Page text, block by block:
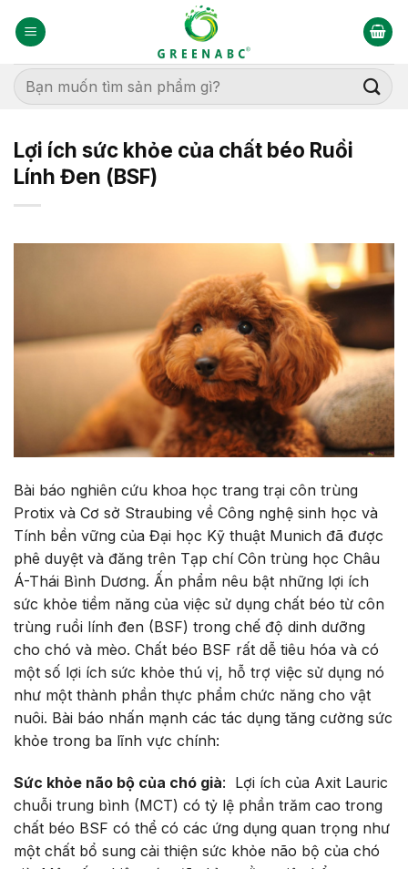
qua
dung
Tìm
kiếm:
Lợi ích sức khỏe của chất béo Ruồi
Lính Đen (BSF)
Bài báo nghiên cứu khoa học trang trại côn trùng
Protix và Cơ sở Straubing về Công nghệ sinh học và
Tính bền vững của Đại học Kỹ thuật Munich đã được
phê duyệt và đăng trên Tạp chí Côn trùng học Châu
Á-Thái Bình Dương. Ấn phẩm nêu bật những lợi ích
sức khỏe tiềm năng của việc sử dụng chất béo từ côn
trùng ruồi lính đen (BSF) trong chế độ dinh dưỡng
cho chó và mèo. Chất béo BSF rất dễ tiêu hóa và có
một số lợi ích sức khỏe thú vị, hỗ trợ việc sử dụng nó
như một thành phần thực phẩm chức năng cho vật
nuôi. Bài báo nhấn mạnh các tác dụng tăng cường sức
khỏe trong ba lĩnh vực chính:
Sức khỏe não bộ của chó già: Lợi ích của Axit Lauric
chuỗi trung bình (MCT) có tỷ lệ phần trăm cao trong
chất béo BSF có thể có các ứng dụng quan trọng như
một chất bổ sung cải thiện sức khỏe não bộ của chó